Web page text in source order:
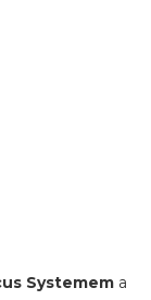
Systemem a